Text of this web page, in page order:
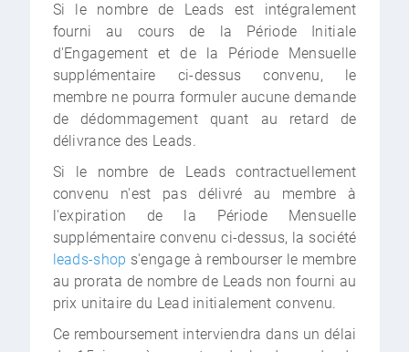
Si le nombre de Leads est intégralement
fourni au cours de la Période Initiale
d'Engagement et de la Période Mensuelle
supplémentaire ci-dessus convenu, le
membre ne pourra formuler aucune demande
de dédommagement quant au retard de
délivrance des Leads.
Si le nombre de Leads contractuellement
convenu n'est pas délivré au membre à
l'expiration de la Période Mensuelle
supplémentaire convenu ci-dessus, la société
leads-shop s'engage à rembourser le membre
au prorata de nombre de Leads non fourni au
prix unitaire du Lead initialement convenu.
Ce remboursement interviendra dans un délai